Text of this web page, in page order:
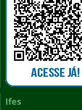
Ifes